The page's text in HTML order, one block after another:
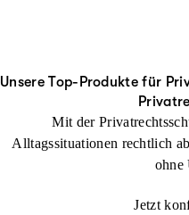
Unsere Top-Produkte für
Mit der
Alltagssituationen rechtlich
ohne
Jetzt